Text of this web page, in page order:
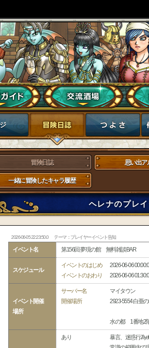
冒険日誌 思い出ア
一緒に冒険したキャラ履歴
ヘレナのプレ
2026-06-05 22:23:50.0 テーマ：プレイヤーイベント告知
イベント名 第156回 夢現の館 無料雑談BAR
スケジュール
イベントのはじめ
2026-06-06
イベントのおわり
2026-06-06
イベント開催
場所
サーバー名
マイタウン
開催場所
2923-5554 白亜
水の都 1番地2
あり
暴言、迷惑行為